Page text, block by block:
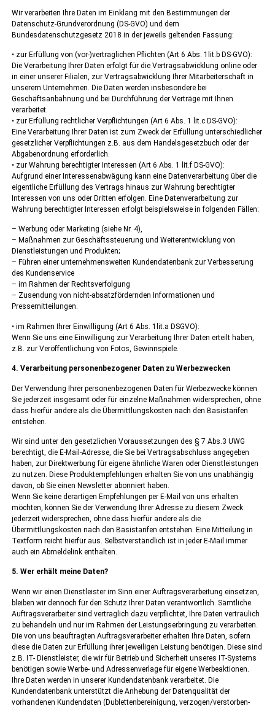
Wir verarbeiten Ihre Daten im Einklang mit den Bestimmungen der
Datenschutz-Grundverordnung (DS-GVO) und dem
Bundesdatenschutzgesetz 2018 in der jeweils geltenden Fassung:
• zur Erfüllung von (vor-)vertraglichen Pflichten (Art 6 Abs. 1lit.b DS-GVO):
Die Verarbeitung Ihrer Daten erfolgt für die Vertragsabwicklung online oder
in einer unserer Filialen, zur Vertragsabwicklung Ihrer Mitarbeiterschaft in
unserem Unternehmen. Die Daten werden insbesondere bei
Geschäftsanbahnung und bei Durchführung der Verträge mit Ihnen
verarbeitet.
• zur Erfüllung rechtlicher Verpflichtungen (Art 6 Abs. 1 lit.c DS-GVO):
Eine Verarbeitung Ihrer Daten ist zum Zweck der Erfüllung unterschiedlicher
gesetzlicher Verpflichtungen z.B. aus dem Handelsgesetzbuch oder der
Abgabenordnung erforderlich.
• zur Wahrung berechtigter Interessen (Art 6 Abs. 1 lit.f DS-GVO):
Aufgrund einer Interessenabwägung kann eine Datenverarbeitung über die
eigentliche Erfüllung des Vertrags hinaus zur Wahrung berechtigter
Interessen von uns oder Dritten erfolgen. Eine Datenverarbeitung zur
Wahrung berechtigter Interessen erfolgt beispielsweise in folgenden Fällen:
– Werbung oder Marketing (siehe Nr. 4),
– Maßnahmen zur Geschäftssteuerung und Weiterentwicklung von
Dienstleistungen und Produkten;
– Führen einer unternehmensweiten Kundendatenbank zur Verbesserung
des Kundenservice
– im Rahmen der Rechtsverfolgung
– Zusendung von nicht-absatzfördernden Informationen und
Pressemitteilungen.
• im Rahmen Ihrer Einwilligung (Art 6 Abs. 1lit.a DSGVO):
Wenn Sie uns eine Einwilligung zur Verarbeitung Ihrer Daten erteilt haben,
z.B. zur Veröffentlichung von Fotos, Gewinnspiele.
4. Verarbeitung personenbezogener Daten zu Werbezwecken
Der Verwendung Ihrer personenbezogenen Daten für Werbezwecke können
Sie jederzeit insgesamt oder für einzelne Maßnahmen widersprechen, ohne
dass hierfür andere als die Übermittlungskosten nach den Basistarifen
entstehen.
Wir sind unter den gesetzlichen Voraussetzungen des § 7 Abs.3 UWG
berechtigt, die E-Mail-Adresse, die Sie bei Vertragsabschluss angegeben
haben, zur Direktwerbung für eigene ähnliche Waren oder Dienstleistungen
zu nutzen. Diese Produktempfehlungen erhalten Sie von uns unabhängig
davon, ob Sie einen Newsletter abonniert haben.
Wenn Sie keine derartigen Empfehlungen per E-Mail von uns erhalten
möchten, können Sie der Verwendung Ihrer Adresse zu diesem Zweck
jederzeit widersprechen, ohne dass hierfür andere als die
Übermittlungskosten nach den Basistarifen entstehen. Eine Mitteilung in
Textform reicht hierfür aus. Selbstverständlich ist in jeder E-Mail immer
auch ein Abmeldelink enthalten.
5. Wer erhält meine Daten?
Wenn wir einen Dienstleister im Sinn einer Auftragsverarbeitung einsetzen,
bleiben wir dennoch für den Schutz Ihrer Daten verantwortlich. Sämtliche
Auftragsverarbeiter sind vertraglich dazu verpflichtet, Ihre Daten vertraulich
zu behandeln und nur im Rahmen der Leistungserbringung zu verarbeiten.
Die von uns beauftragten Auftragsverarbeiter erhalten Ihre Daten, sofern
diese die Daten zur Erfüllung ihrer jeweiligen Leistung benötigen. Diese sind
z.B. IT- Dienstleister, die wir für Betrieb und Sicherheit unseres IT-Systems
benötigen sowie Werbe- und Adressenverlage für eigene Werbeaktionen.
Ihre Daten werden in unserer Kundendatenbank verarbeitet. Die
Kundendatenbank unterstützt die Anhebung der Datenqualität der
vorhandenen Kundendaten (Dublettenbereinigung, verzogen/verstorben-